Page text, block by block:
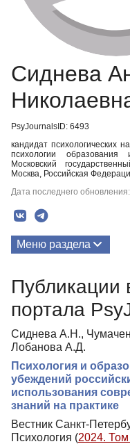
Сиднева
PsyJournalsID: 6493
кандидат психологических
психологии образования
Московский
Москва, Российская
Дата последнего
Меню раздела
Публикации
портала
Сиднева А.Н.,
Лобанова А.Д.
Психология и
убеждений
использования
знаний на практике
Вестник Санкт-
Психология (2024.